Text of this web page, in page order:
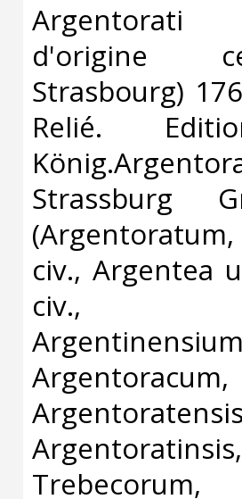
d'origine
Strasbourg)
Relié.
Strassburg
civ., Argentea
civ.,
Argentoracum,